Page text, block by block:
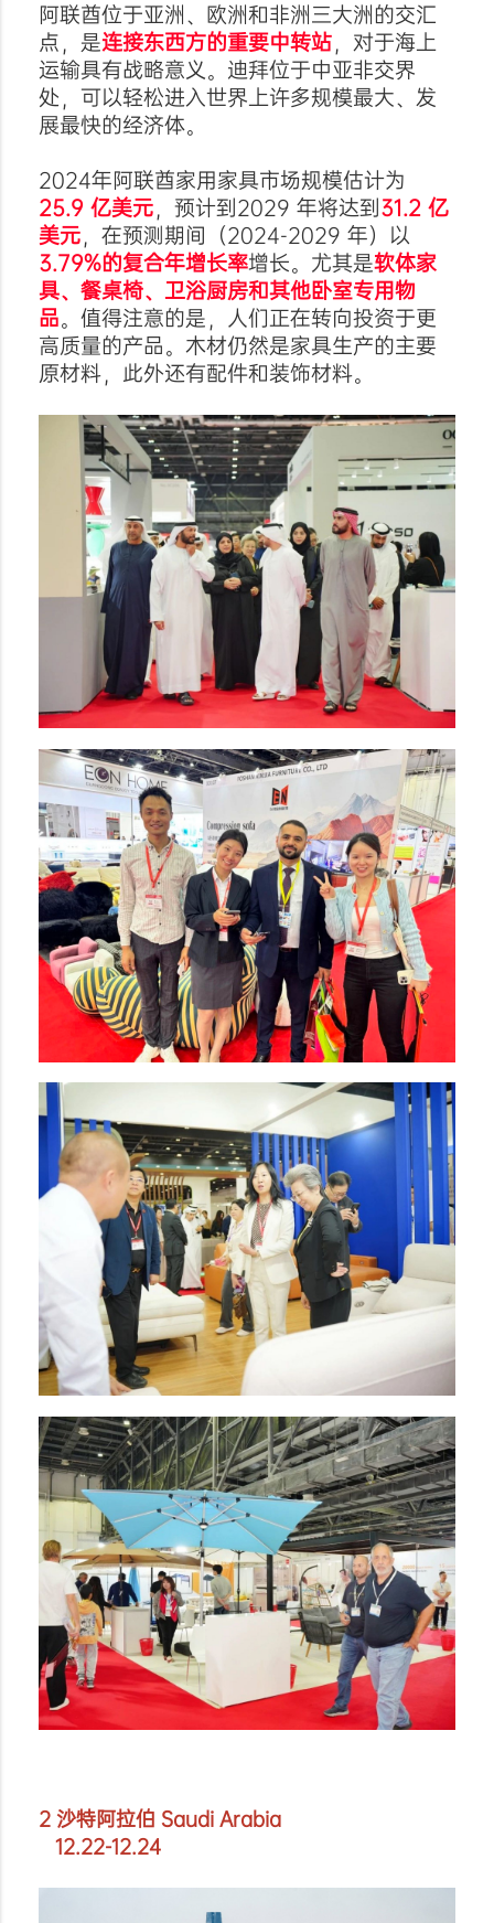
阿联酋位于亚洲、欧洲和非洲三大洲的交汇
点，是连接东西方的重要中转站，对于海上
运输具有战略意义。迪拜位于中亚非交界
处，可以轻松进入世界上许多规模最大、发
展最快的经济体。
2024年阿联酋家用家具市场规模估计为
25.9 亿美元，预计到2029 年将达到31.2 亿
美元，在预测期间（2024-2029 年）以
3.79%的复合年增长率增长。尤其是软体家
具、餐桌椅、卫浴厨房和其他卧室专用物
品。值得注意的是，人们正在转向投资于更
高质量的产品。木材仍然是家具生产的主要
原材料，此外还有配件和装饰材料。
2 沙特阿拉伯 Saudi Arabia
12.22-12.24